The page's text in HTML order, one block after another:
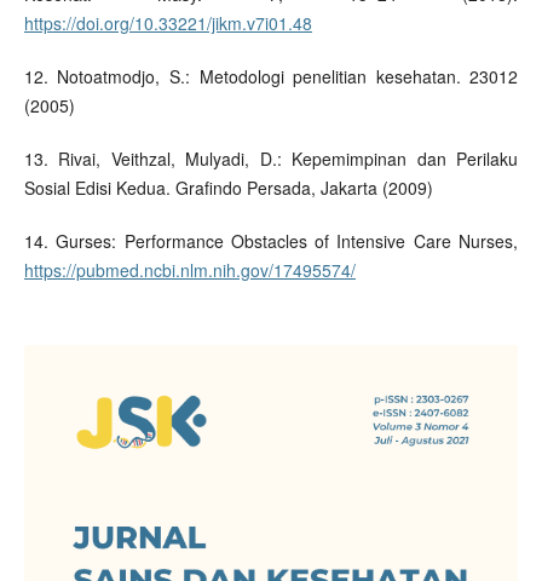
https://doi.org/10.33221/jikm.v7i01.48
12. Notoatmodjo, S.: Metodologi penelitian kesehatan. 23012
(2005)
13. Rivai, Veithzal, Mulyadi, D.: Kepemimpinan dan Perilaku
Sosial Edisi Kedua. Grafindo Persada, Jakarta (2009)
14. Gurses: Performance Obstacles of Intensive Care Nurses,
https://pubmed.ncbi.nlm.nih.gov/17495574/